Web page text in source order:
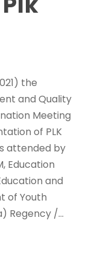
the
and Quality
Meeting
of PLK
attended by
Education
and
of Youth
Regency /...